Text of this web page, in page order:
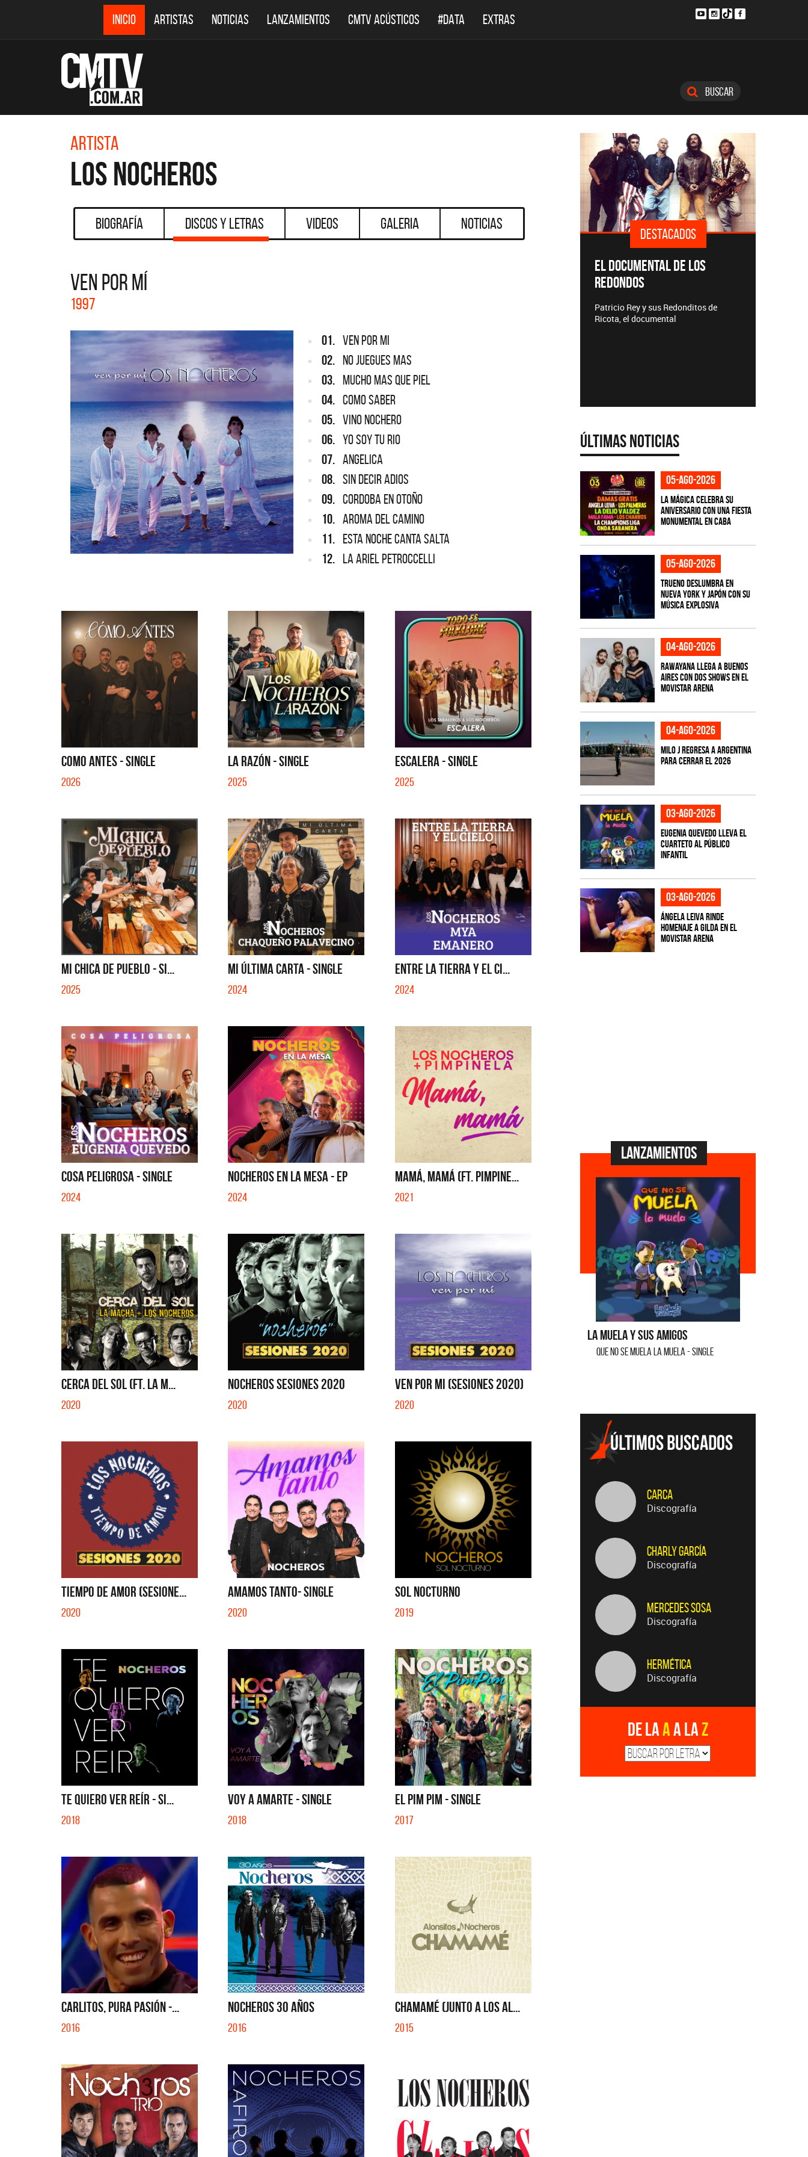
INICIO ARTISTAS NOTICIAS LANZAMIENTOS CMTV ACÚSTICOS #DATA EXTRAS
Buscar
Artista
Los Nocheros
Biografía Discos y Letras Videos Galeria Noticias
VEN POR MÍ
1997
01. VEN POR MI
02. NO JUEGUES MAS
03. MUCHO MAS QUE PIEL
04. COMO SABER
05. VINO NOCHERO
06. YO SOY TU RIO
07. ANGELICA
08. SIN DECIR ADIOS
09. CORDOBA EN OTOÑO
10. AROMA DEL CAMINO
11. ESTA NOCHE CANTA SALTA
12. LA ARIEL PETROCCELLI
COMO ANTES - SINGLE
2026
LA RAZÓN - SINGLE
2025
ESCALERA - SINGLE
2025
MI CHICA DE PUEBLO - SI...
2025
MI ÚLTIMA CARTA - SINGLE
2024
ENTRE LA TIERRA Y EL CI...
2024
COSA PELIGROSA - SINGLE
2024
NOCHEROS EN LA MESA - EP
2024
MAMÁ, MAMÁ (FT. PIMPINE...
2021
CERCA DEL SOL (FT. LA M...
2020
NOCHEROS SESIONES 2020
2020
VEN POR MI (SESIONES 2020)
2020
TIEMPO DE AMOR (SESIONE...
2020
AMAMOS TANTO- SINGLE
2020
SOL NOCTURNO
2019
TE QUIERO VER REÍR - SI...
2018
VOY A AMARTE - SINGLE
2018
EL PIM PIM - SINGLE
2017
CARLITOS, PURA PASIÓN -...
2016
NOCHEROS 30 AÑOS
2016
CHAMAMÉ (JUNTO A LOS AL...
2015
DESTACADOS DESTACADOS DESTACADOS
EL DOCUMENTAL DE LOS
REDONDOS
Patricio Rey y sus Redonditos de
Ricota, el documental
Últimas Noticias
05-ago-2026
La Mágica celebra su
aniversario con una fiesta
monumental en CABA
05-ago-2026
TRUENO deslumbra en
Nueva York y Japón con su
música explosiva
04-ago-2026
Rawayana llega a Buenos
Aires con dos shows en el
Movistar Arena
04-ago-2026
Milo J regresa a Argentina
para cerrar el 2026
03-ago-2026
Eugenia Quevedo lleva el
cuarteto al público
infantil
03-ago-2026
Ángela Leiva rinde
homenaje a Gilda en el
Movistar Arena
Lanzamientos
Benito Cerati
EN EL CIBER (LADO BE) - EP
La Muela y Sus Amigos
QUE NO SE MUELA LA MUELA - SINGLE
La Muela y Sus Amigos
QUE NO SE MUELA LA MUELA - SINGLE
Carca
Discografía
Charly García
Discografía
Mercedes Sosa
Discografía
Hermética
Discografía
De laAa laZ